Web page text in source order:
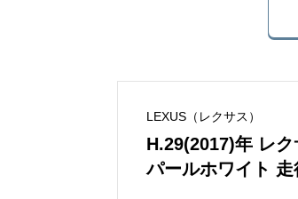
LEXUS（レクサス）
H.29(2017)年 レ
パールホワイト